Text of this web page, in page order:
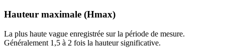
Hauteur maximale (Hmax)
La plus haute vague enregistrée sur la période de mesure.
Généralement 1,5 à 2 fois la hauteur significative.